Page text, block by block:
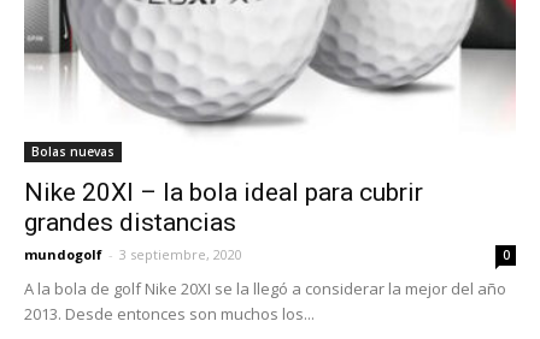
Bolas nuevas
Nike 20XI – la bola ideal para cubrir
grandes distancias
mundogolf - 3 septiembre, 2020 0
A la bola de golf Nike 20XI se la llegó a considerar la mejor del año
2013. Desde entonces son muchos los...